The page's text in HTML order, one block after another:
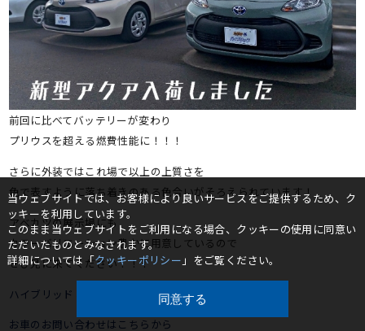
前回に比べてバッテリーが変わり
プリウスを超える燃費性能に！！！
さらに外装ではこれ場で以上の上質さを
色で表すように落ち着きのある色合いがそろえられています！
アベカツの展示場にも
カラーバリエーション豊かに用意しているので
ぜひ見に来てください！！！
ハイブリッド＆コンパクトカーの在庫ページ
お車のお問い合わせはこちらから
当ウェブサイトでは、お客様により良いサービスをご提供するため、ク
ッキーを利用しています。
このまま当ウェブサイトをご利用になる場合、クッキーの使用に同意い
ただいたものとみなされます。
詳細については「クッキーポリシー 」をご覧ください。
同意する